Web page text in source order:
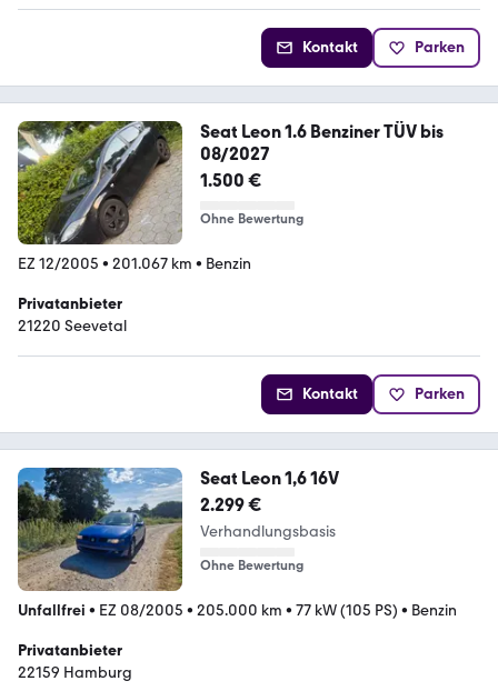
Kontakt Parken
Seat Leon 1.6 Benziner TÜV bis
08/2027
1.500 €
Ohne Bewertung
EZ 12/2005 • 201.067 km • Benzin
Privatanbieter
21220 Seevetal
Kontakt Parken
Seat Leon 1,6 16V
2.299 €
Verhandlungsbasis
Ohne Bewertung
Unfallfrei • EZ 08/2005 • 205.000 km • 77 kW (105 PS) • Benzin
Privatanbieter
22159 Hamburg